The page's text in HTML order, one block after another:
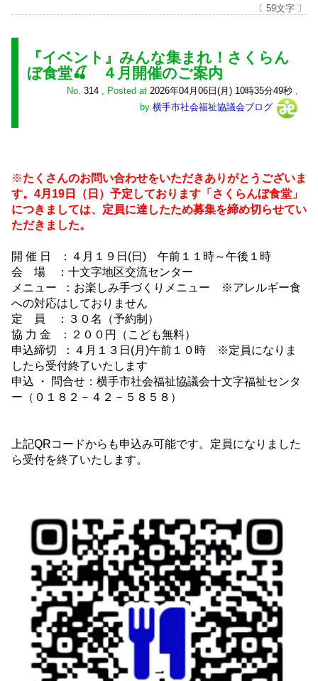
〔 59文字 〕
『イベント』みんな集まれ！さくらん
ぼ食堂🍒 ４月開催のご案内
No. 314 , Posted at 2026年04月06日(月) 10時35分49秒 ,
by 横手市社会福祉協議会ブログ
※たくさんのお問い合わせをいただきありがとうございま
す。4月19日（日）予定しております「さくらんぼ食堂」
につきましては、定員に達したため募集を締め切らせてい
ただきました。
開 催 日 ：４月１９日(日) 午前１１時～午後１時
会 場 ：十文字地区交流センター
メニュー ：お楽しみ手づくりメニュー ※アレルギー食
への対応はしておりません
定 員 ：３０名（予約制）
協 力 金 ：２００円（こども無料）
申込締切 ：４月１３日(月)午前１０時 ※定員になりま
したら受付終了いたします
申込 ・ 問合せ：横手市社会福祉協議会十文字福祉センタ
ー（０１８２－４２－５８５８）
上記QRコードからも申込み可能です。定員になりました
ら受付を終了いたします。